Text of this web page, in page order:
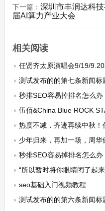
下一篇： 深圳市丰润达科
届AI算力产业大会
相关阅读
任贤齐太原演唱会9/19/
测试发布的的第七条新闻标
秒排SEO容易掉排名怎么办
伍佰&China Blue ROCK STAR
热度不减，齐迹再续中秋！任贤
少年归来，再加一场，周华健太原站・8
秒排SEO容易掉排名怎么办
“所以暂时将你眼睛闭了起
seo基础入门视频教程
测试发布的的第六条新闻标